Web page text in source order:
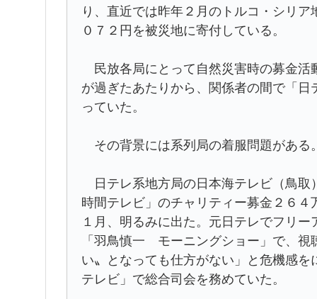
り、直近では昨年２月のトルコ・シリ
０７２円を被災地に寄付している。
民放各局にとって自然災害時の募金活
が過ぎたあたりから、関係者の間で「
っていた。
その背景には系列局の着服問題がある
日テレ系地方局の日本海テレビ（鳥取
時間テレビ」のチャリティー募金２６
１月、明るみに出た。元日テレでフリ
「羽鳥慎一 モーニングショー」で、
い〟となっても仕方がない」と危機感
テレビ」で総合司会を務めていた。